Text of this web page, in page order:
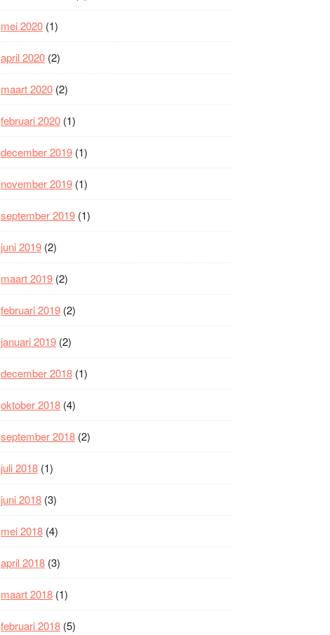
mei 2020 (1)
april 2020 (2)
maart 2020 (2)
februari 2020 (1)
december 2019 (1)
november 2019 (1)
september 2019 (1)
juni 2019 (2)
maart 2019 (2)
februari 2019 (2)
januari 2019 (2)
december 2018 (1)
oktober 2018 (4)
september 2018 (2)
juli 2018 (1)
juni 2018 (3)
mei 2018 (4)
april 2018 (3)
maart 2018 (1)
februari 2018 (5)